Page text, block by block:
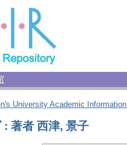
University Academic
: 著者 西津, 景子